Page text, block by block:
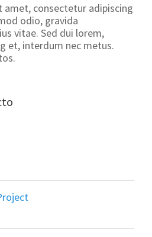
amet, consectetur adipiscing
odio, gravida
vitae. Sed dui lorem,
et, interdum nec metus.